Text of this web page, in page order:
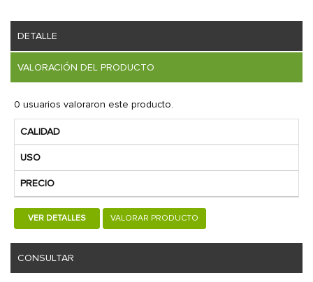
DETALLE
VALORACIÓN DEL PRODUCTO
0 usuarios valoraron este producto.
CALIDAD
USO
PRECIO
VER DETALLES VALORAR PRODUCTO
CONSULTAR